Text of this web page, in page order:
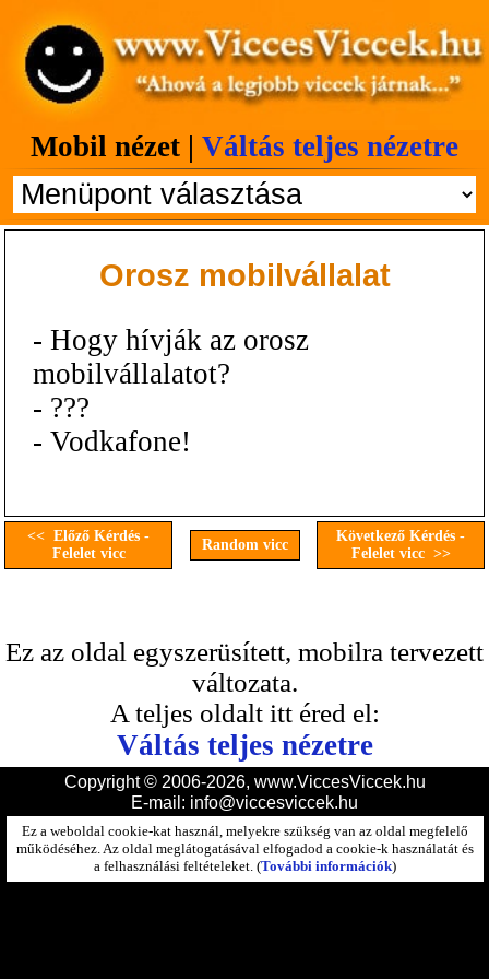
Mobil nézet | Váltás teljes nézetre
Orosz mobilvállalat
- Hogy hívják az orosz
mobilvállalatot?
- ???
- Vodkafone!
<< Előző Kérdés -
Felelet vicc
Random vicc
Következő Kérdés -
Felelet vicc >>
Ez az oldal egyszerüsített, mobilra tervezett
változata.
A teljes oldalt itt éred el:
Váltás teljes nézetre
Copyright © 2006-2026, www.ViccesViccek.hu
E-mail: info@viccesviccek.hu
Ez a weboldal cookie-kat használ, melyekre szükség van az oldal megfelelő
működéséhez. Az oldal meglátogatásával elfogadod a cookie-k használatát és
a felhasználási feltételeket. (További információk)